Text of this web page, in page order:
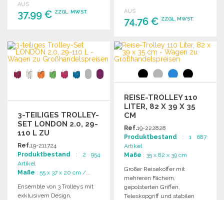
stabilen Rädern für einfachen
Transport.
AUS
37,99 € ZZGL. MWST.
Angebot anfordern
optimale Stabilität.
AUS
74,76 € ZZGL. MWST.
BESTELLEN
Angebot anfordern
3-TEILIGES TROLLEY-
SET LONDON 2.0, 29-
110 L ZU
GROSSHANDELSPREISEN
Ref.19-211724
Produktbestand : 2 954
Artikel
Maße : 55 x 37 x 20 cm /...
Ensemble von 3 Trolleys mit
exklusivem Design,
REISE-TROLLEY 110
LITER, 82 X 39 X 35
CM
Ref.19-222828
Produktbestand : 1 687
Artikel
Maße : 35 x 82 x 39 cm
Großer Reisekoffer mit
mehreren Fächern,
gepolsterten Griffen,
Teleskopgriff und stabilen